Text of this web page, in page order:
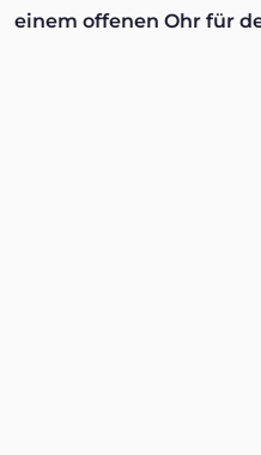
einem offenen Ohr für